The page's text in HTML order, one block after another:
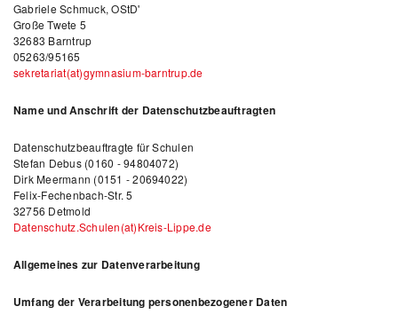
Gabriele Schmuck, OStD'
Große Twete 5
32683 Barntrup
05263/95165
sekretariat(at)gymnasium-barntrup.de
Name und Anschrift der Datenschutzbeauftragten
Datenschutzbeauftragte für Schulen
Stefan Debus (0160 - 94804072)
Dirk Meermann (0151 - 20694022)
Felix-Fechenbach-Str. 5
32756 Detmold
Datenschutz.Schulen(at)Kreis-Lippe.de
Allgemeines zur Datenverarbeitung
Umfang der Verarbeitung personenbezogener Daten